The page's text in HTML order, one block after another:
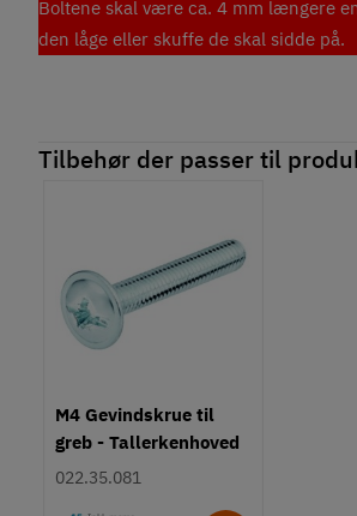
Boltene skal være ca. 4 mm længere
den låge eller skuffe de skal sidde på.
Tilbehør der passer til
M4 Gevindskrue til
greb - Tallerkenhoved
- Krydskærv
022.35.081